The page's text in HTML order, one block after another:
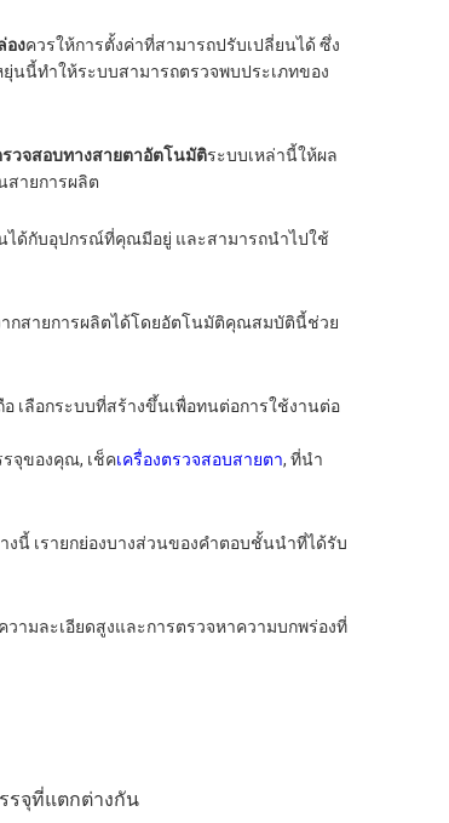
องควรให้การตั้งค่าที่สามารถปรับเปลี่ยนได้ ซึ่ง
นนี้ทําให้ระบบสามารถตรวจพบประเภทของ
วจสอบทางสายตาอัตโนมัติระบบเหล่านี้ให้ผล
สายการผลิต
ได้กับอุปกรณ์ที่คุณมีอยู่ และสามารถนําไปใช้
ากสายการผลิตได้โดยอัตโนมัติคุณสมบัตินี้ช่วย
เลือกระบบที่สร้างขึ้นเพื่อทนต่อการใช้งานต่อ
จุของคุณ, เช็คเครื่องตรวจสอบสายตา, ที่นํา
นี้ เรายกย่องบางส่วนของคําตอบชั้นนําที่ได้รับ
ามละเอียดสูงและการตรวจหาความบกพร่องที่
รจุที่แตกต่างกัน